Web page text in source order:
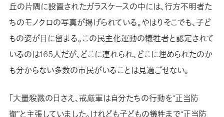
丘の片隅に設置されたガラスケースの中には、行方不明者た
ちのモノクロの写真が掲げられている。やはりそこでも、子ど
もの姿が目に留まる。この民主化運動の犠牲者と認定されて
いるのは165人だが、どこに連れられ、どこに埋められたのか
も分からない多数の市民がいることは見過ごせない。
「大量殺戮の日さえ、戒厳軍は自分たちの行動を“正当防
衛”と主張していました。けれども子どもの犠牲まで“正当防